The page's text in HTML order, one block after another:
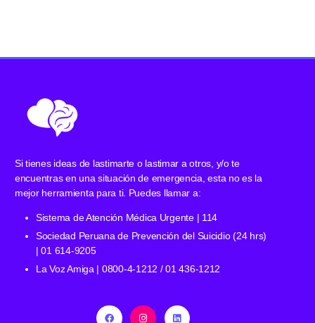
Si tienes ideas de lastimarte o lastimar a otros, y/o te
encuentras en una situación de emergencia, esta no es la
mejor herramienta para ti. Puedes llamar a:
Sistema de Atención Médica Urgente | 114
Sociedad Peruana de Prevención del Suicidio (24 hrs)
| 01 614-9205
La Voz Amiga | 0800-4-1212 / 01 436-1212